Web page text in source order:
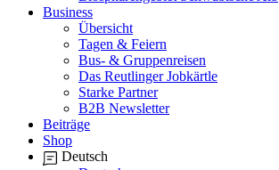
Business
Übersicht
Tagen & Feiern
Bus- & Gruppenreisen
Das Reutlinger Jobkärtle
Starke Partner
B2B Newsletter
Beiträge
Shop
Deutsch